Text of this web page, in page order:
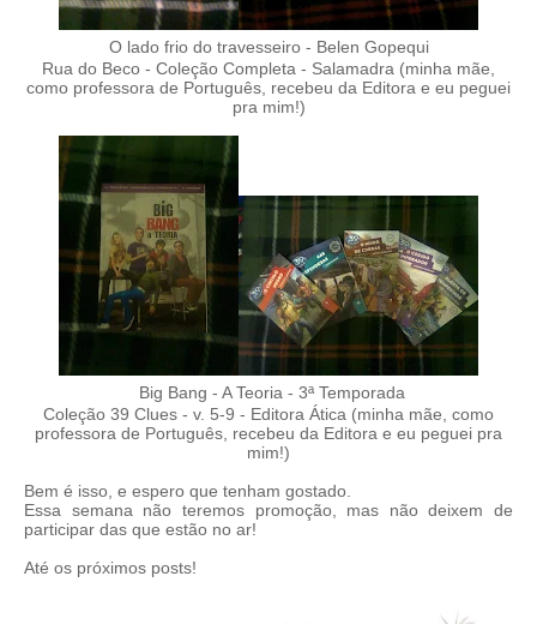
O lado frio do travesseiro - Belen Gopequi
Rua do Beco - Coleção Completa - Salamadra (minha mãe,
como professora de Português, recebeu da Editora e eu peguei
pra mim!)
Big Bang - A Teoria - 3ª Temporada
Coleção 39 Clues - v. 5-9 - Editora Ática (minha mãe, como
professora de Português, recebeu da Editora e eu peguei pra
mim!)
Bem é isso, e espero que tenham gostado.
Essa semana não teremos promoção, mas não deixem de
participar das que estão no ar!
Até os próximos posts!